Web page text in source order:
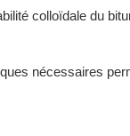
colloïdale du
nécessaires